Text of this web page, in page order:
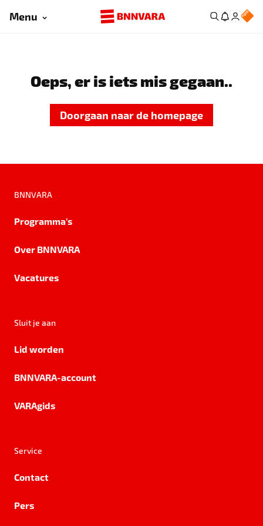
Menu
Oeps, er is iets mis gegaan..
Doorgaan naar de homepage
BNNVARA
Programma's
Over BNNVARA
Vacatures
Sluit je aan
Lid worden
BNNVARA-account
VARAgids
Service
Contact
Pers